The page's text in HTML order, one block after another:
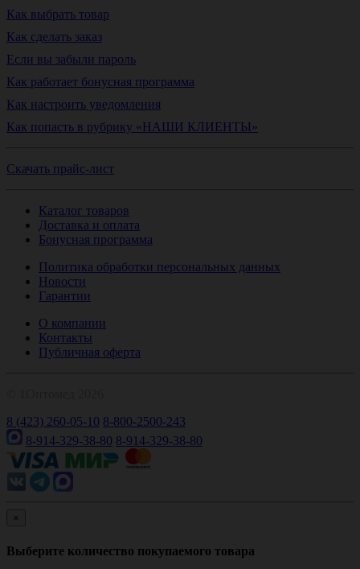
Как выбрать товар
Как сделать заказ
Если вы забыли пароль
Как работает бонусная программа
Как настроить уведомления
Как попасть в рубрику «НАШИ КЛИЕНТЫ»
Скачать прайс-лист
Каталог товаров
Доставка и оплата
Бонусная программа
Политика обработки персональных данных
Новости
Гарантии
О компании
Контакты
Публичная оферта
8 (423) 260-05-10 8-800-2500-243
8-914-329-38-80 8-914-329-38-80
×
Выберите количество покупаемого товара